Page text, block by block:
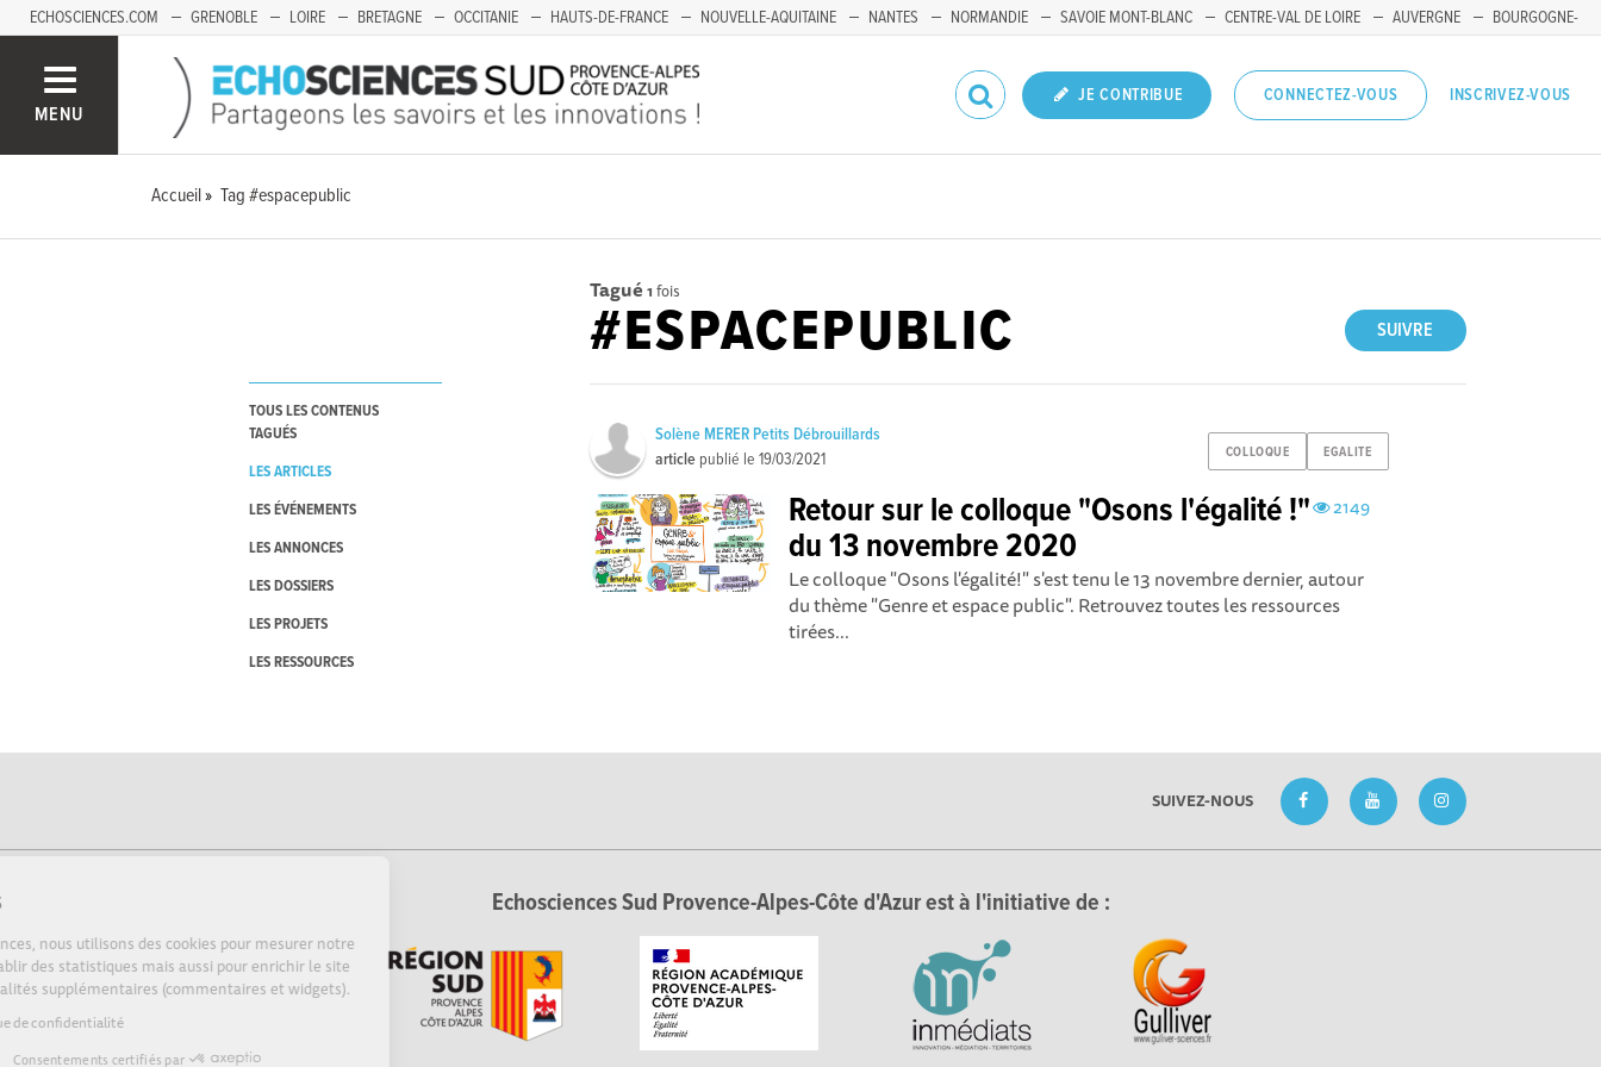
Sur Echosciences, nous utilisons des cookies pour mesurer notre
audience, établir des statistiques mais aussi pour enrichir le site
de fonctionnalités supplémentaires (commentaires et widgets).
Lire la politique de confidentialité
Consentements certifiés par
ECHOSCIENCES.COM GRENOBLE LOIRE BRETAGNE OCCITANIE HAUTS-DE-FRANCE NOUVELLE-AQUITAINE NANTES NORMANDIE SAVOIE MONT-BLANC CENTRE-VAL DE LOIRE AUVERGNE
BOURGOGNE-
MENU
JE CONTRIBUE CONNECTEZ-VOUS INSCRIVEZ-VOUS
Accueil Tag #espacepublic
TOUS LES CONTENUS
TAGUÉS
LES ARTICLES
LES ÉVÉNEMENTS
LES ANNONCES
LES DOSSIERS
LES PROJETS
LES RESSOURCES
Tagué 1 fois
SUIVRE
#ESPACEPUBLIC
COLLOQUE EGALITE
Solène MERER Petits Débrouillards
article publié le19/03/2021
2149
Retour sur le colloque "Osons l'égalité !"
du 13 novembre 2020
Le colloque "Osons l'égalité!" s'est tenu le 13 novembre dernier, autour
du thème "Genre et espace public". Retrouvez toutes les ressources
tirées...
SUIVEZ-NOUS
Echosciences Sud Provence-Alpes-Côte d'Azur est à l'initiative de :